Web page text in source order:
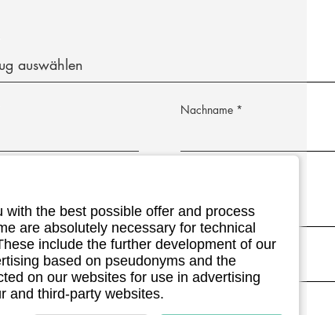
Nachname
(optional)
the best possible offer and process
are absolutely necessary for technical
include the further development of our
based on pseudonyms and the
on our websites for use in advertising
and third-party websites.